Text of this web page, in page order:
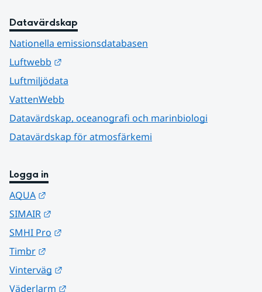
Datavärdskap
Nationella emissionsdatabasen
Luftwebb
Luftmiljödata
VattenWebb
Datavärdskap, oceanografi och marinbiologi
Datavärdskap för atmosfärkemi
Logga in
AQUA
SIMAIR
SMHI Pro
Timbr
Vinterväg
Väderlarm